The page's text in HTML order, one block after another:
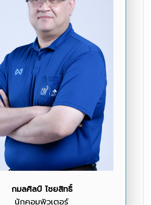
กมลศิลป์ ไชยสิทธิ์
นักคอมพิวเตอร์